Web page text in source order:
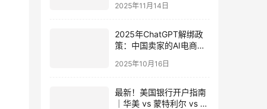
场合规布局
2025年11月14日
2025年ChatGPT解绑政
策：中国卖家的AI电商机
2025年10月16日
最新！美国银行开户指南
｜华美 vs 蒙特利尔 vs 摩